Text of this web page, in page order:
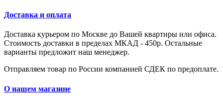
Доставка и оплата
Доставка курьером по Москве до Вашей квартиры или офиса.
Стоимость доставки в пределах МКАД - 450р. Остальные
варианты предложит наш менеджер.
Отправляем товар по России компанией СДЕК по предоплате.
О нашем магазине